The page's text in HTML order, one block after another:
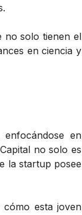
no solo tienen el
en ciencia y
en
no solo es
la startup posee
cómo esta joven